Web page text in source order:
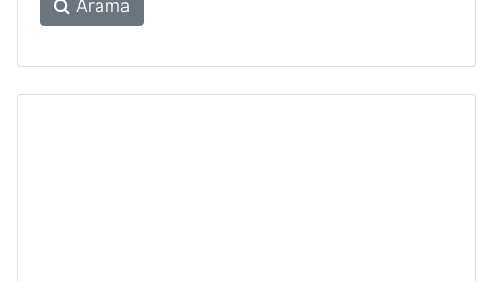
Arama